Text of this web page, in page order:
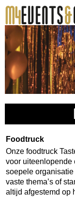
Foodtruck
Onze foodtruck
voor uiteenlopende
soepele
vaste thema’s of
altijd afgestemd op